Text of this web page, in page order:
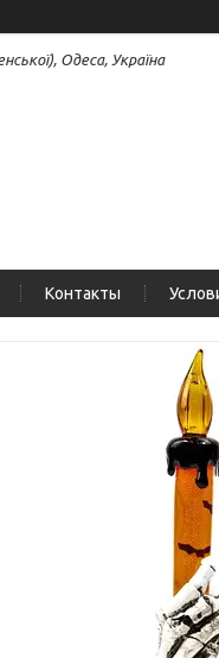
Одеса, Україна
Контакты